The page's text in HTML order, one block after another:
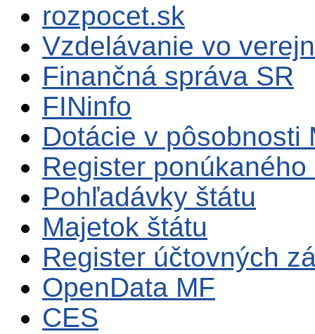
rozpocet.sk
Vzdelávanie vo
Finančná správa SR
FINinfo
Dotácie v pôsobnosti
Register
Pohľadávky štátu
Majetok štátu
Register účtovných
OpenData MF
CES